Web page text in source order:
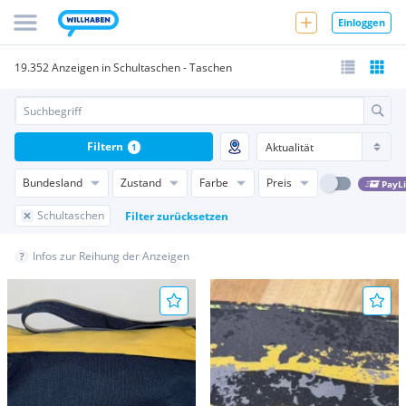
Einloggen
19.352 Anzeigen in Schultaschen - Taschen
Bundesland Zustand Farbe Preis
Schultaschen Filter zurücksetzen
Filtern 1
Infos zur Reihung der Anzeigen